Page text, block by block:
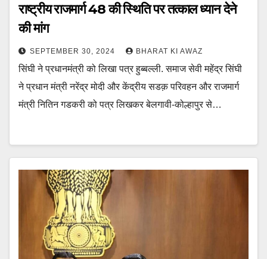
राष्ट्रीय राजमार्ग 48 की स्थिति पर तत्काल ध्यान देने
की मांग
SEPTEMBER 30, 2024 BHARAT KI AWAZ
सिंघी ने प्रधानमंत्री को लिखा पत्र हुब्बल्ली. समाज सेवी महेंद्र सिंघी
ने प्रधान मंत्री नरेंद्र मोदी और केंद्रीय सडक़ परिवहन और राजमार्ग
मंत्री नितिन गडकरी को पत्र लिखकर बेलगावी-कोल्हापुर से…